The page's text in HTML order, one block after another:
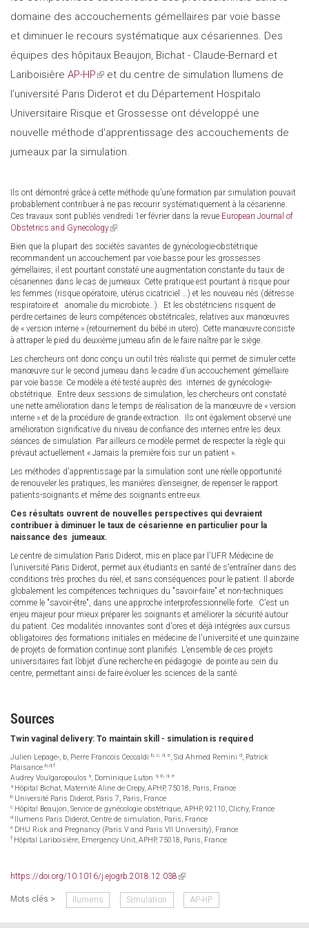
domaine des accouchements gémellaires par voie basse
et diminuer le recours systématique aux césariennes. Des
équipes des hôpitaux Beaujon, Bichat - Claude-Bernard et
Lariboisière AP-HP(link
is
external)
et du centre de simulation Ilumens de
l’université Paris Diderot et du Département Hospitalo
Universitaire Risque et Grossesse ont développé une
nouvelle méthode d'apprentissage des accouchements de
jumeaux par la simulation.
Ils ont démontré grâce à cette méthode qu’une formation par simulation pouvait
probablement contribuer à ne pas recourir systématiquement à la césarienne.
Ces travaux sont publiés vendredi 1er février dans la revue European Journal of
Obstetrics and Gynecology(link
external)
.
Bien que la plupart des sociétés savantes de gynécologie-obstétrique
recommandent un accouchement par voie basse pour les grossesses
gémellaires, il est pourtant constaté une augmentation constante du taux de
césariennes dans le cas de jumeaux. Cette pratique est pourtant à risque pour
les femmes (risque opératoire, utérus cicatriciel …) et les nouveau nés (détresse
respiratoire et anomalie du microbiote…). Et les obstétriciens risquent de
perdre certaines de leurs compétences obstétricales, relatives aux manœuvres
de « version interne » (retournement du bébé in utero). Cette manœuvre consiste
à attraper le pied du deuxième jumeau afin de le faire naître par le siège.
Les chercheurs ont donc conçu un outil très réaliste qui permet de simuler cette
manœuvre sur le second jumeau dans le cadre d’un accouchement gémellaire
par voie basse. Ce modèle a été testé auprès des internes de gynécologie-
obstétrique. Entre deux sessions de simulation, les chercheurs ont constaté
une nette amélioration dans le temps de réalisation de la manœuvre de « version
interne » et de la procédure de grande extraction. Ils ont également observé une
amélioration significative du niveau de confiance des internes entre les deux
séances de simulation. Par ailleurs ce modèle permet de respecter la règle qui
prévaut actuellement « Jamais la première fois sur un patient ».
Les méthodes d'apprentissage par la simulation sont une réelle opportunité
de renouveler les pratiques, les manières d’enseigner, de repenser le rapport
patients-soignants et même des soignants entre eux.
Ces résultats ouvrent de nouvelles perspectives qui devraient
contribuer à diminuer le taux de césarienne en particulier pour la
naissance des jumeaux.
Le centre de simulation Paris Diderot, mis en place par l'UFR Médecine de
l’université Paris Diderot, permet aux étudiants en santé de s'entraîner dans des
conditions très proches du réel, et sans conséquences pour le patient. Il aborde
globalement les compétences techniques du "savoir-faire" et non-techniques
comme le "savoir-être", dans une approche interprofessionnelle forte. C'est un
enjeu majeur pour mieux préparer les soignants et améliorer la sécurité autour
du patient. Ces modalités innovantes sont d'ores et déjà intégrées aux cursus
obligatoires des formations initiales en médecine de l'université et une quinzaine
de projets de formation continue sont planifiés. L’ensemble de ces projets
universitaires fait l’objet d’une recherche en pédagogie de pointe au sein du
centre, permettant ainsi de faire évoluer les sciences de la santé.
Sources
Twin vaginal delivery: To maintain skill - simulation is required
Julien Lepagea, b, Pierre Francois Ceccaldi b, c, d, e, Sid Ahmed Remini d, Patrick
Plaisance b,d,f
Audrey Voulgaropoulos a, Dominique Luton a, b, d, e
a Hôpital Bichat, Maternité Aline de Crepy, APHP, 75018, Paris, France
b Université Paris Diderot, Paris 7, Paris, France
c Hôpital Beaujon, Service de gynécologie obstétrique, APHP, 92110, Clichy, France
d Ilumens Paris Diderot, Centre de simulation, Paris, France
e DHU Risk and Pregnancy (Paris V and Paris VII University), France
f Hôpital Lariboisière, Emergency Unit, APHP, 75018, Paris, France
https://doi.org/10.1016/j.ejogrb.2018.12.038 (link
external)
Mots clés > Ilumens Simulation AP-HP